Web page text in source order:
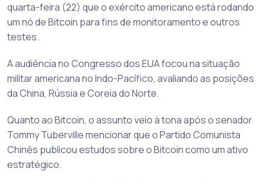
quarta-feira (22) que o exército americano está rodando
um nó de Bitcoin para fins de monitoramento e outros
testes.
A audiência no Congresso dos EUA focou na situação
militar americana no Indo-Pacífico, avaliando as posições
da China, Rússia e Coreia do Norte.
Quanto ao Bitcoin, o assunto veio à tona após o senador
Tommy Tuberville mencionar que o Partido Comunista
Chinês publicou estudos sobre o Bitcoin como um ativo
estratégico.